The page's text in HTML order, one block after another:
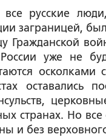
все русские
заграницей,
Гражданской
уже не
осколками
оставались
странах. Но все
и без